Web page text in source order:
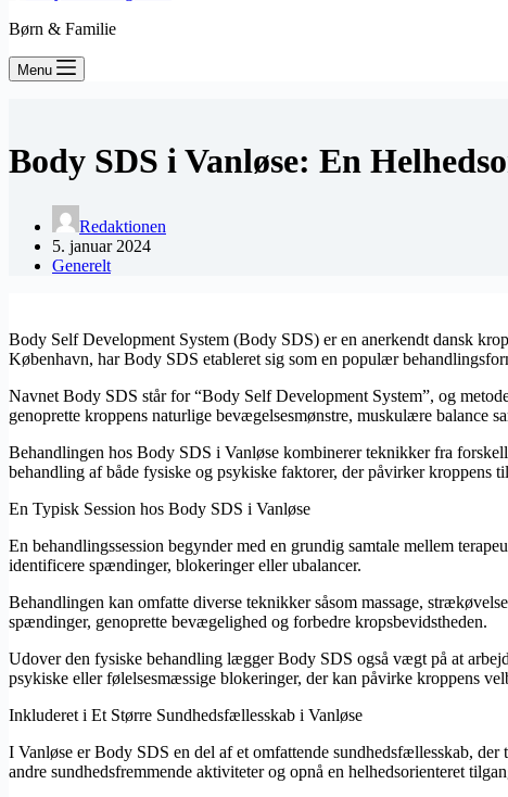
Børn & Familie
Menu
Body SDS i Vanløse: En
Redaktionen
5. januar 2024
Generelt
Body Self Development System (Body SDS) er en anerkendt dansk
København, har Body SDS etableret sig som en populær
Navnet Body SDS står for “Body Self Development System”, og
genoprette kroppens naturlige bevægelsesmønstre, muskulære balance
Behandlingen hos Body SDS i Vanløse kombinerer teknikker fra
behandling af både fysiske og psykiske faktorer, der påvirker kroppens
En Typisk Session hos Body SDS i Vanløse
En behandlingssession begynder med en grundig samtale mellem
identificere spændinger, blokeringer eller ubalancer.
Behandlingen kan omfatte diverse teknikker såsom massage,
spændinger, genoprette bevægelighed og forbedre kropsbevidstheden.
Udover den fysiske behandling lægger Body SDS også vægt på at
psykiske eller følelsesmæssige blokeringer, der kan påvirke kroppens
Inkluderet i Et Større Sundhedsfællesskab i Vanløse
I Vanløse er Body SDS en del af et omfattende sundhedsfællesskab,
andre sundhedsfremmende aktiviteter og opnå en helhedsorienteret